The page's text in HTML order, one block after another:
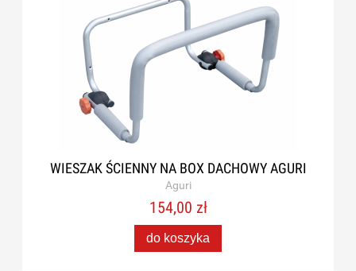
WIESZAK ŚCIENNY NA BOX DACHOWY AGURI
Aguri
154,00 zł
do koszyka